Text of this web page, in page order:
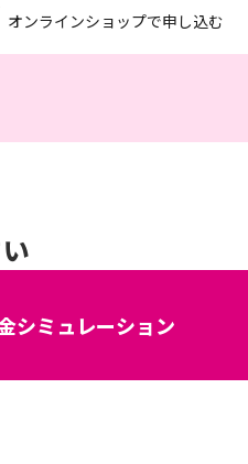
オンラインショップで申し込む
シミュレーション